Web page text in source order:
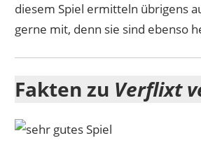
diesem Spiel ermitteln übrigens
gerne mit, denn sie sind ebenso
Fakten zu Verflixt